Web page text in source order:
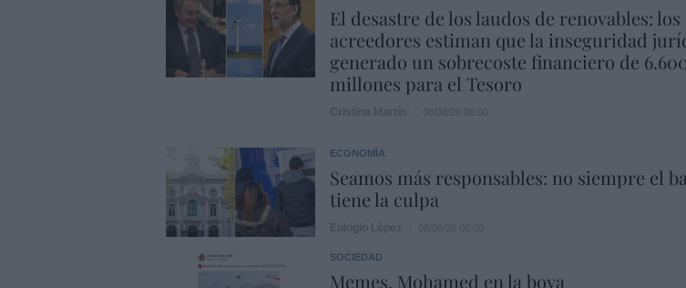
El desastre de los laudos de renovables: los
acreedores estiman que la inseguridad
generado un sobrecoste financiero de
millones para el Tesoro
ECONOMÍA
Seamos más responsables: no siempre el
tiene la culpa
SOCIEDAD
Memes. Mohamed en la boya